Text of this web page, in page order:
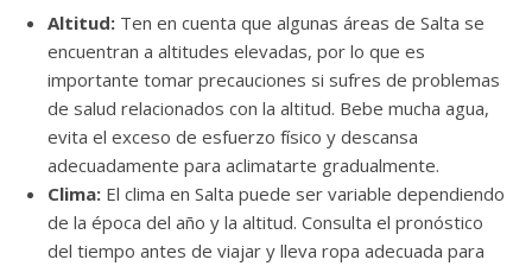
Altitud: Ten en cuenta que algunas áreas de Salta se
encuentran a altitudes elevadas, por lo que es
importante tomar precauciones si sufres de problemas
de salud relacionados con la altitud. Bebe mucha agua,
evita el exceso de esfuerzo físico y descansa
adecuadamente para aclimatarte gradualmente.
Clima: El clima en Salta puede ser variable dependiendo
de la época del año y la altitud. Consulta el pronóstico
del tiempo antes de viajar y lleva ropa adecuada para